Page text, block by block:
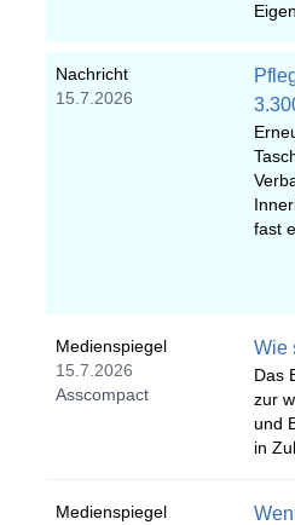
Nachricht
15.7.2026
fast
Medienspiegel
15.7.2026
Asscompact
Wie
Das
zur
und
in
Medienspiegel